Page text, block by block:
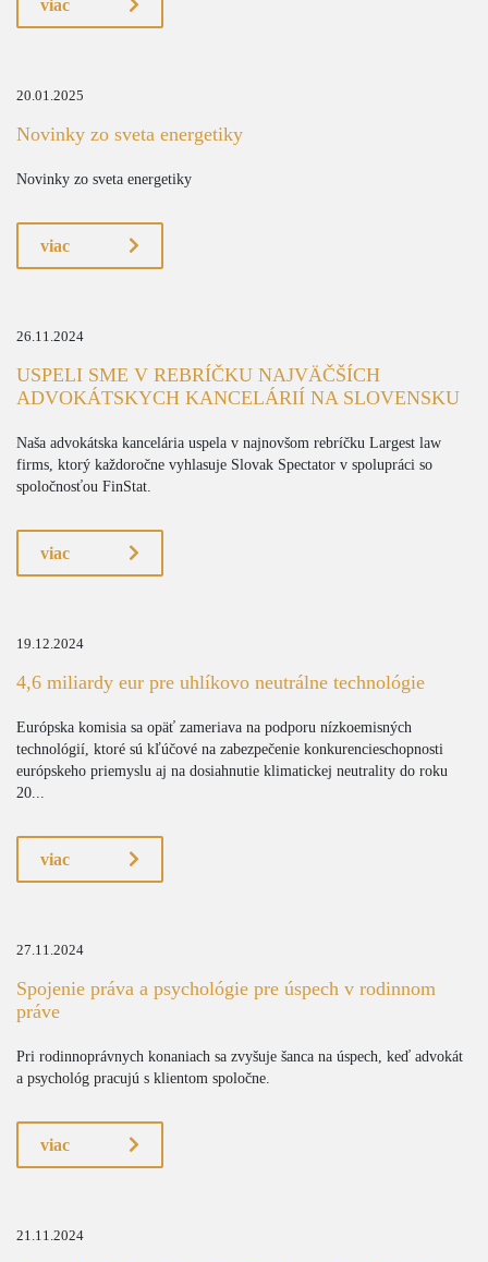
viac
20.01.2025
Novinky zo sveta energetiky
Novinky zo sveta energetiky
viac
26.11.2024
USPELI SME V REBRÍČKU NAJVÄČŠÍCH
ADVOKÁTSKYCH KANCELÁRIÍ NA SLOVENSKU
Naša advokátska kancelária uspela v najnovšom rebríčku Largest law
firms, ktorý každoročne vyhlasuje Slovak Spectator v spolupráci so
spoločnosťou FinStat.
viac
19.12.2024
4,6 miliardy eur pre uhlíkovo neutrálne technológie
Európska komisia sa opäť zameriava na podporu nízkoemisných
technológií, ktoré sú kľúčové na zabezpečenie konkurencieschopnosti
európskeho priemyslu aj na dosiahnutie klimatickej neutrality do roku
20...
viac
27.11.2024
Spojenie práva a psychológie pre úspech v rodinnom
práve
Pri rodinnoprávnych konaniach sa zvyšuje šanca na úspech, keď advokát
a psychológ pracujú s klientom spoločne.
viac
21.11.2024